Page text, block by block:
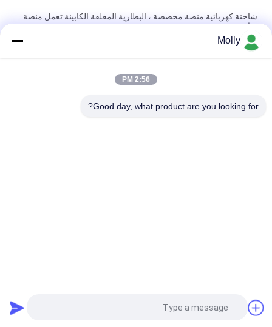
شاحنة كهربائية منصة مخصصة ، البطارية المغلقة الكابينة تعمل منصة
شاحنة
مركبة الشحن الكهربائية التي تعمل ببطارية الليثيوم مع منصة تحميل
وحواجز قابلة للطي
4 مقاعد منصة مركبة كهربائية شاحنة المبحرة مع صفر الانبعاثات صديقة
Molly
2:56 PM
Good day, what product are you looking for?